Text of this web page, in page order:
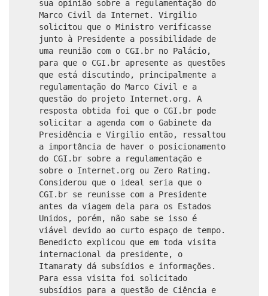
sua opinião sobre a regulamentação do
Marco Civil da Internet. Virgilio
solicitou que o Ministro verificasse
junto à Presidente a possibilidade de
uma reunião com o CGI.br no Palácio,
para que o CGI.br apresente as questões
que está discutindo, principalmente a
regulamentação do Marco Civil e a
questão do projeto Internet.org. A
resposta obtida foi que o CGI.br pode
solicitar a agenda com o Gabinete da
Presidência e Virgilio então, ressaltou
a importância de haver o posicionamento
do CGI.br sobre a regulamentação e
sobre o Internet.org ou Zero Rating.
Considerou que o ideal seria que o
CGI.br se reunisse com a Presidente
antes da viagem dela para os Estados
Unidos, porém, não sabe se isso é
viável devido ao curto espaço de tempo.
Benedicto explicou que em toda visita
internacional da presidente, o
Itamaraty dá subsídios e informações.
Para essa visita foi solicitado
subsídios para a questão de Ciência e